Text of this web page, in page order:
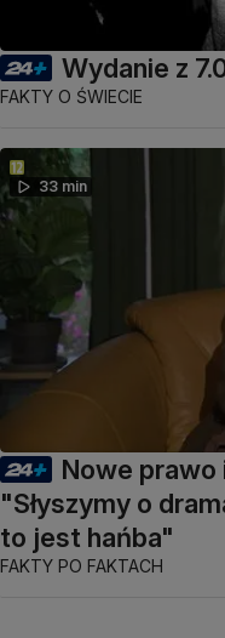
Wydanie z
FAKTY O ŚWIECIE
33 min
Nowe prawo
"Słyszymy o
to jest hańba"
FAKTY PO FAKTACH